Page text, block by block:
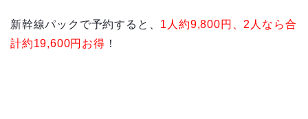
新幹線パックで予約すると、 1人約9,800円、2人なら合
計約19,600円お得 ！